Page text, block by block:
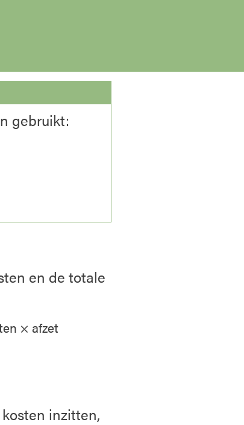
gebruikt:
en de totale
× afzet
inzitten,